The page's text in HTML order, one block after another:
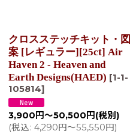
クロスステッチキット・図
案 [レギュラー][25ct] Air
Haven 2 - Heaven and
Earth Designs(HAED) [1-1-
105814]
3,900 円～50,500 円 (税別)
(税込: 4,290円～55,550円)